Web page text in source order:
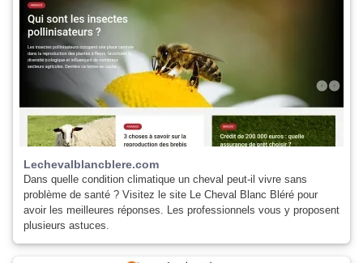
Lechevalblancblere.com
Dans quelle condition climatique un cheval peut-il vivre sans
problème de santé ? Visitez le site Le Cheval Blanc Bléré pour
avoir les meilleures réponses. Les professionnels vous y proposent
plusieurs astuces.